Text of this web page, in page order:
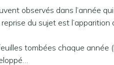
observés dans l’année
du sujet est
tombées chaque